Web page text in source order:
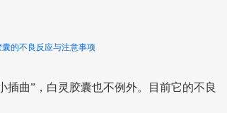
囊的不良反应与注意事项
插曲”，白灵胶囊也不例外。目前它的不良